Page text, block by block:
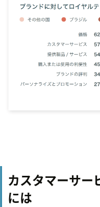
カスタマーサー
には